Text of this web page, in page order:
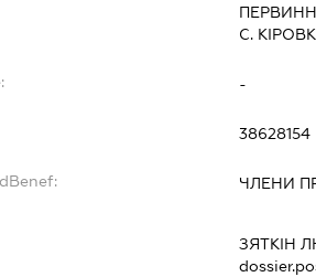
С.
-
38628154
ЧЛЕНИ
ЗЯТКІН